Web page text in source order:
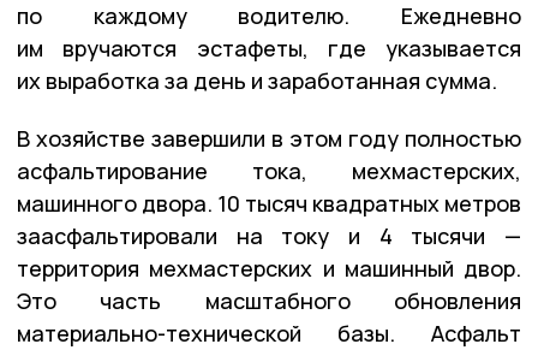
по каждому водителю. Ежедневно
им вручаются эстафеты, где указывается
их выработка за день и заработанная сумма.
В хозяйстве завершили в этом году полностью
асфальтирование тока, мехмастерских,
машинного двора. 10 тысяч квадратных метров
заасфальтировали на току и 4 тысячи —
территория мехмастерских и машинный двор.
Это часть масштабного обновления
материально-технической базы. Асфальт